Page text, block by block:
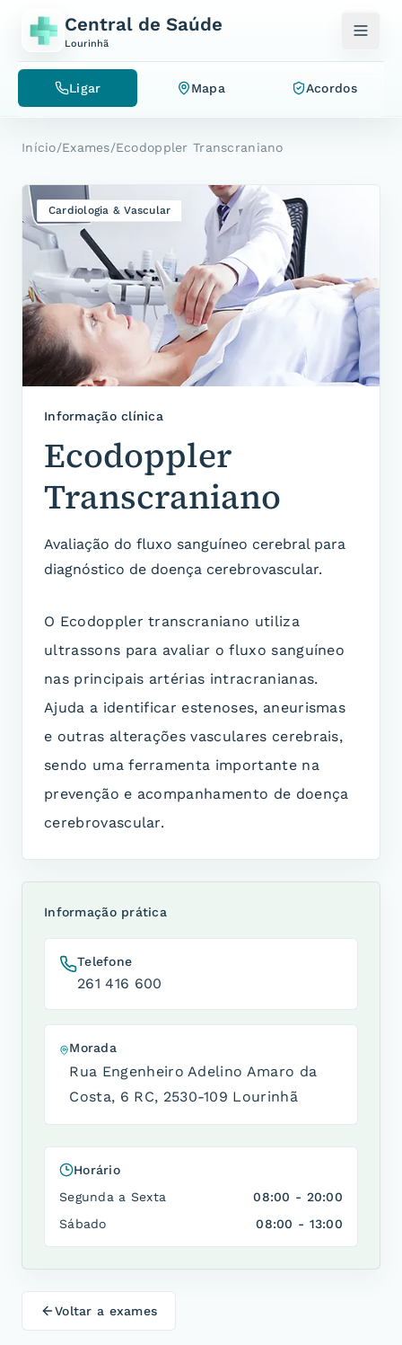
Central de Saúde
Lourinhã
Ligar Mapa Acordos
Início/Exames/Ecodoppler Transcraniano
Cardiologia & Vascular
Informação clínica
Ecodoppler
Transcraniano
Avaliação do fluxo sanguíneo cerebral para
diagnóstico de doença cerebrovascular.
O Ecodoppler transcraniano utiliza
ultrassons para avaliar o fluxo sanguíneo
nas principais artérias intracranianas.
Ajuda a identificar estenoses, aneurismas
e outras alterações vasculares cerebrais,
sendo uma ferramenta importante na
prevenção e acompanhamento de doença
cerebrovascular.
Informação prática
Telefone
261 416 600
Morada
Rua Engenheiro Adelino Amaro da
Costa, 6 RC, 2530-109 Lourinhã
Horário
Segunda a Sexta
08:00 - 20:00
Sábado
08:00 - 13:00
Voltar a exames